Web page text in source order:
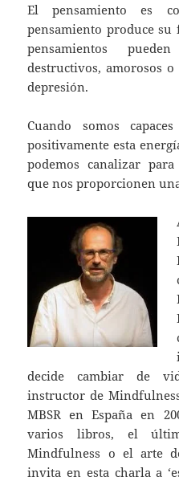
El pensamiento es
pensamiento produce
pensamientos
destructivos, amorosos
depresión.
Cuando somos
positivamente esta
podemos canalizar
que nos proporcionen
decide cambiar de
instructor de
MBSR en España en
varios libros, el
Mindfulness o el arte
invita en esta charla a